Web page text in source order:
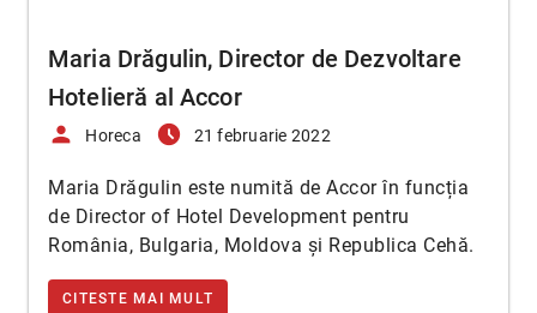
Maria Drăgulin, Director de Dezvoltare
Hotelieră al Accor
person Horeca access_time_filled 21 februarie 2022
Maria Drăgulin este numită de Accor în funcția
de Director of Hotel Development pentru
România, Bulgaria, Moldova și Republica Cehă.
CITESTE MAI MULT